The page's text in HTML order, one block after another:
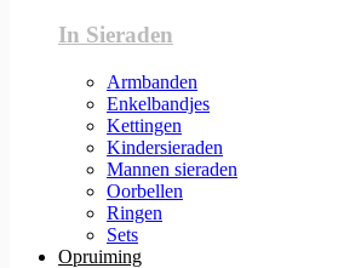
In Sieraden
Armbanden
Enkelbandjes
Kettingen
Kindersieraden
Mannen sieraden
Oorbellen
Ringen
Sets
Opruiming